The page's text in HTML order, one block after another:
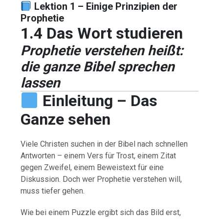
Lektion 1 – Einige Prinzipien der
Prophetie
1.4 Das Wort studieren
Prophetie verstehen heißt:
die ganze Bibel sprechen
lassen
Einleitung – Das
Ganze sehen
Viele Christen suchen in der Bibel nach schnellen
Antworten – einem Vers für Trost, einem Zitat
gegen Zweifel, einem Beweistext für eine
Diskussion. Doch wer Prophetie verstehen will,
muss tiefer gehen.
Wie bei einem Puzzle ergibt sich das Bild erst,